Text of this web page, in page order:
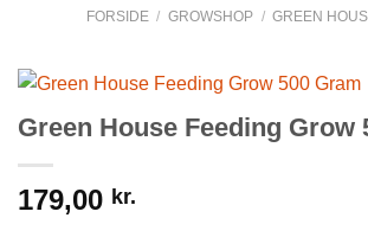
FORSIDE / GROWSHOP / GREEN
Green House Feeding Grow
179,00 kr.